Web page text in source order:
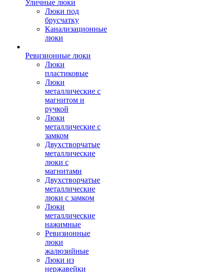
Уличные люки
Люки под
брусчатку
Канализационные
люки
Ревизионные люки
Люки
пластиковые
Люки
металлические с
магнитом и
ручкой
Люки
металлические с
замком
Двухстворчатые
металлические
люки с
магнитами
Двухстворчатые
металлические
люки с замком
Люки
металлические
нажимные
Ревизионные
люки
жалюзийные
Люки из
нержавейки